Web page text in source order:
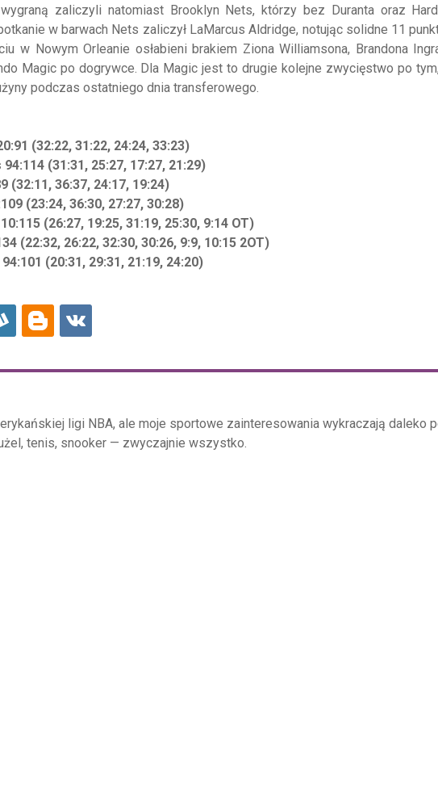
zaliczyli natomiast Brooklyn Nets, którzy bez Duranta oraz
w barwach Nets zaliczył LaMarcus Aldridge, notując solidne 11
w Nowym Orleanie osłabieni brakiem Ziona Williamsona, Brandona
Magic po dogrywce. Dla Magic jest to drugie kolejne zwycięstwo po
podczas ostatniego dnia transferowego.
(32:22, 31:22, 24:24, 33:23)
(31:31, 25:27, 17:27, 21:29)
36:37, 24:17, 19:24)
(23:24, 36:30, 27:27, 30:28)
(26:27, 19:25, 31:19, 25:30, 9:14 OT)
(22:32, 26:22, 32:30, 30:26, 9:9, 10:15 2OT)
(20:31, 29:31, 21:19, 24:20)
ligi NBA, ale moje sportowe zainteresowania wykraczają daleko
tenis, snooker — zwyczajnie wszystko.